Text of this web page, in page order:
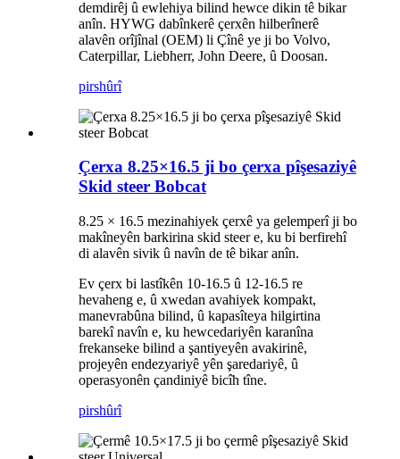
demdirêj û ewlehiya bilind hewce dikin tê bikar
anîn. HYWG dabînkerê çerxên hilberînerê
alavên orîjînal (OEM) li Çînê ye ji bo Volvo,
Caterpillar, Liebherr, John Deere, û Doosan.
pirshûrî
Çerxa 8.25×16.5 ji bo çerxa pîşesaziyê
Skid steer Bobcat
8.25 × 16.5 mezinahiyek çerxê ya gelemperî ji bo
makîneyên barkirina skid steer e, ku bi berfirehî
di alavên sivik û navîn de tê bikar anîn.
Ev çerx bi lastîkên 10-16.5 û 12-16.5 re
hevaheng e, û xwedan avahiyek kompakt,
manevrabûna bilind, û kapasîteya hilgirtina
barekî navîn e, ku hewcedariyên karanîna
frekanseke bilind a şantiyeyên avakirinê,
projeyên endezyariyê yên şaredariyê, û
operasyonên çandiniyê bicîh tîne.
pirshûrî